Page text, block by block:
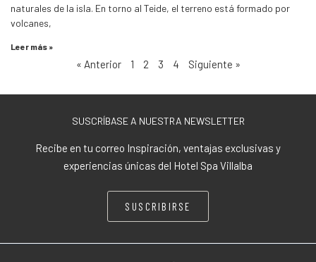
naturales de la isla. En torno al Teide, el terreno está formado por
volcanes,
Leer más »
« Anterior 1 2 3 4 Siguiente »
SUSCRÍBASE A NUESTRA NEWSLETTER
Recibe en tu correo Inspiración, ventajas exclusivas y
experiencias únicas del Hotel Spa Villalba
SUSCRIBIRSE